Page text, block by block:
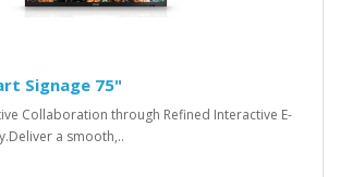
Signage 75"
Collaboration through Refined Interactive E-
a smooth,..